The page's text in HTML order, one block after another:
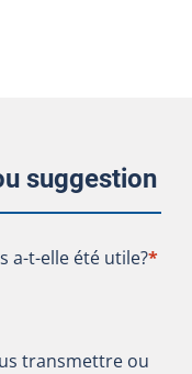
suggestion
a-t-elle été utile?
a-t-elle été utile?*
transmettre ou